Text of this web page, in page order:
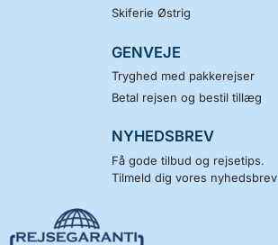
Skiferie Østrig
GENVEJE
Tryghed med pakkerejser
Betal rejsen og bestil tillæg
NYHEDSBREV
Få gode tilbud og rejsetips.
Tilmeld dig vores nyhedsbrev